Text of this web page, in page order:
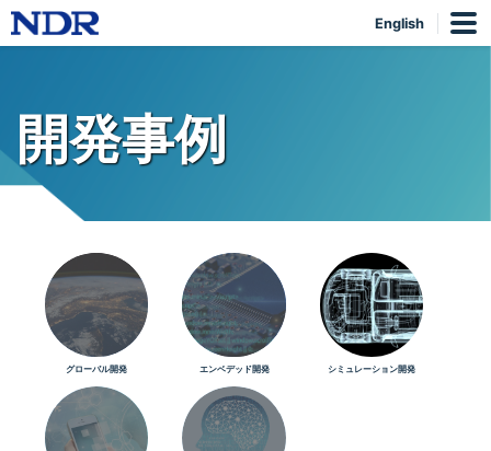
English
開発事例
グローバル開発 エンベデッド開発 シミュレーション開発